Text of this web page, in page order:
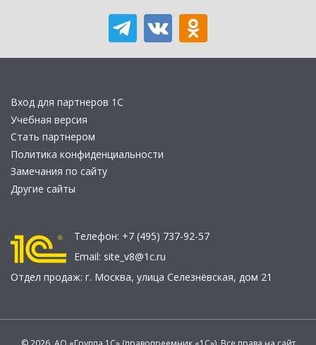
Вход для партнеров 1С
Учебная версия
Стать партнером
Политика конфиденциальности
Замечания по сайту
Другие сайты
Телефон: +7 (495) 737-92-57
Email: site_v8@1c.ru
Отдел продаж: г. Москва, улица Селезнёвская, дом 21